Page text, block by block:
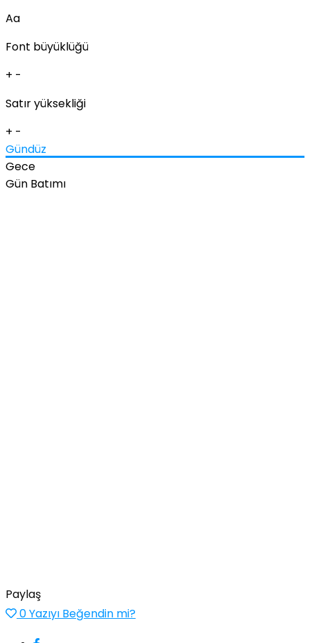
Aa
Font büyüklüğü
+ -
Satır yüksekliği
+ -
Gündüz
Gece
Gün Batımı
Paylaş
0Yazıyı Beğendin mi?